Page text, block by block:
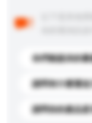
你們能提供的最
請問有什麼運送
請問你的產品是